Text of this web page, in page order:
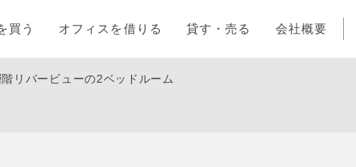
買う オフィスを借りる 貸す・売る 会社概要
リバービューの2ベッドルーム